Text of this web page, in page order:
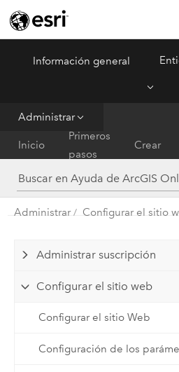
ArcGIS Online
Información general
Administrar
Inicio
Primeros
pasos
Crear
Administrar Configurar el sitio
Administrar suscripción
Configurar el sitio web
Configurar el sitio Web
Configuración de los